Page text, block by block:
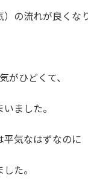
の流れが良くな
がひどくて、
ました。
平気なはずなのに
た。